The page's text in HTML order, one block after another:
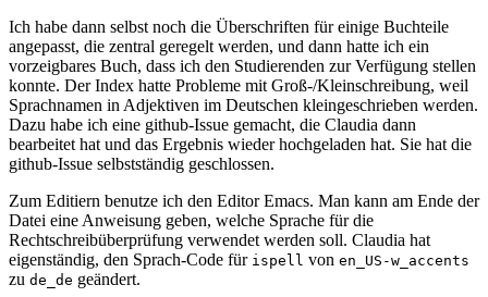
Ich habe dann selbst noch die Überschriften für einige Buchteile
angepasst, die zentral geregelt werden, und dann hatte ich ein
vorzeigbares Buch, dass ich den Studierenden zur Verfügung stellen
konnte. Der Index hatte Probleme mit Groß-/Kleinschreibung, weil
Sprachnamen in Adjektiven im Deutschen kleingeschrieben werden.
Dazu habe ich eine github-Issue gemacht, die Claudia dann
bearbeitet hat und das Ergebnis wieder hochgeladen hat. Sie hat die
github-Issue selbstständig geschlossen.
Zum Editiern benutze ich den Editor Emacs. Man kann am Ende der
Datei eine Anweisung geben, welche Sprache für die
Rechtschreibüberprüfung verwendet werden soll. Claudia hat
eigenständig, den Sprach-Code für ispell von en_US-w_accents
zu de_de geändert.